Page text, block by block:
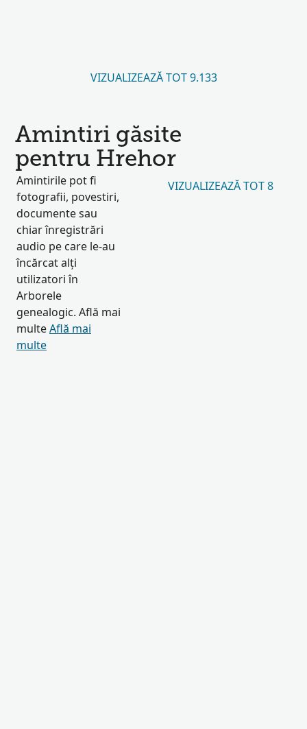
VIZUALIZEAZĂ TOT 9.133
Amintiri găsite
pentru Hrehor
Amintirile pot fi
fotografii, povestiri,
documente sau
chiar înregistrări
audio pe care le-au
încărcat alți
utilizatori în
Arborele
genealogic. Află mai
multeAflă mai
multe
VIZUALIZEAZĂ TOT 8